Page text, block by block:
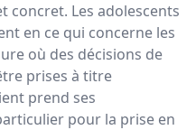
concret. Les adolescents
en ce qui concerne les
où des décisions de
prises à titre
prend ses
pour la prise en